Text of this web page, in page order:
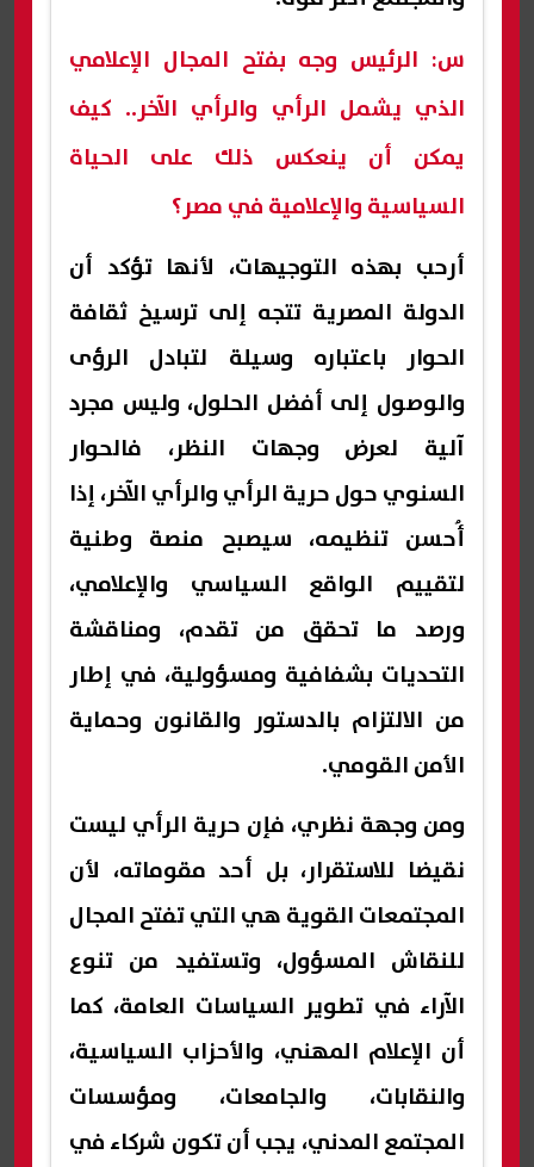
س: الرئيس وجه بفتح المجال الإعلامي
الذي يشمل الرأي والرأي الآخر.. كيف
يمكن أن ينعكس ذلك على الحياة
السياسية والإعلامية في مصر؟
أرحب بهذه التوجيهات، لأنها تؤكد أن
الدولة المصرية تتجه إلى ترسيخ ثقافة
الحوار باعتباره وسيلة لتبادل الرؤى
والوصول إلى أفضل الحلول، وليس مجرد
آلية لعرض وجهات النظر، فالحوار
السنوي حول حرية الرأي والرأي الآخر، إذا
أُحسن تنظيمه، سيصبح منصة وطنية
لتقييم الواقع السياسي والإعلامي،
ورصد ما تحقق من تقدم، ومناقشة
التحديات بشفافية ومسؤولية، في إطار
من الالتزام بالدستور والقانون وحماية
الأمن القومي.
ومن وجهة نظري، فإن حرية الرأي ليست
نقيضا للاستقرار، بل أحد مقوماته، لأن
المجتمعات القوية هي التي تفتح المجال
للنقاش المسؤول، وتستفيد من تنوع
الآراء في تطوير السياسات العامة، كما
أن الإعلام المهني، والأحزاب السياسية،
والنقابات، والجامعات، ومؤسسات
المجتمع المدني، يجب أن تكون شركاء في